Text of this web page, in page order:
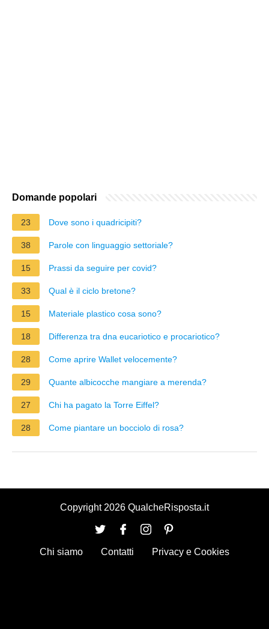
Domande popolari
23 Dove sono i quadricipiti?
38 Parole con linguaggio settoriale?
15 Prassi da seguire per covid?
33 Qual è il ciclo bretone?
15 Materiale plastico cosa sono?
18 Differenza tra dna eucariotico e procariotico?
28 Come aprire Wallet velocemente?
29 Quante albicocche mangiare a merenda?
27 Chi ha pagato la Torre Eiffel?
28 Come piantare un bocciolo di rosa?
Copyright 2026 QualcheRisposta.it
Chi siamo Contatti Privacy e Cookies